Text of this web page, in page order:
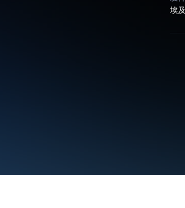
埃及